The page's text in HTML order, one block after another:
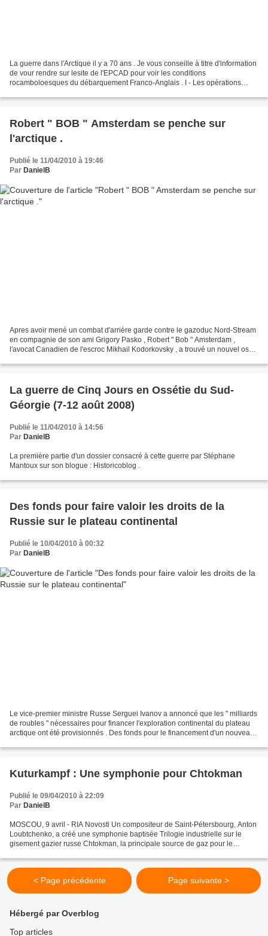
La guerre dans l'Arctique il y a 70 ans . Je vous conseille à titre d'information
de vour rendre sur lesite de l'EPCAD pour voir les conditions
rocamboloesques du débarquement Franco-Anglais . I - Les opérations
Robert " BOB " Amsterdam se penche sur
l'arctique .
Publié le 11/04/2010 à 19:46
Par DanielB
Apres avoir mené un combat d'arrière garde contre le gazoduc Nord-Stream
en compagnie de son ami Grigory Pasko , Robert " Bob " Amsterdam ,
l'avocat Canadien de l'escroc Mikhail Kodorkovsky , a trouvé un nouvel os
La guerre de Cinq Jours en Ossétie du Sud-
Géorgie (7-12 août 2008)
Publié le 11/04/2010 à 14:56
Par DanielB
La première partie d'un dossier consacré à cette guerre par Stéphane
Mantoux sur son blogue : Historicoblog .
Des fonds pour faire valoir les droits de la
Russie sur le plateau continental
Publié le 10/04/2010 à 00:32
Par DanielB
Le vice-premier ministre Russe Serguei Ivanov a annoncé que les " milliards
de roubles " nécessaires pour financer l'exploration continental du plateau
arctique ont été provisionnés . Des fonds pour le financement d'un nouveau
Kuturkampf : Une symphonie pour Chtokman
Publié le 09/04/2010 à 22:09
Par DanielB
MOSCOU, 9 avril - RIA Novosti Un compositeur de Saint-Pétersbourg, Anton
Loubtchenko, a créé une symphonie baptisée Trilogie industrielle sur le
gisement gazier russe Chtokman, la principale source de gaz pour le
< Page précédente Page suivante >
Hébergé par Overblog
Top articles